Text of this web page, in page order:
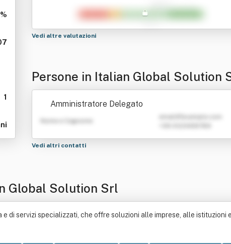
1
Vedi altre valutazioni
Persone in Italian Global Solution
Amministratore Delegato
Nome e Cognome
Vedi altri contatti
Global Solution Srl
di servizi specializzati, che offre soluzioni alle imprese, alle istituzioni